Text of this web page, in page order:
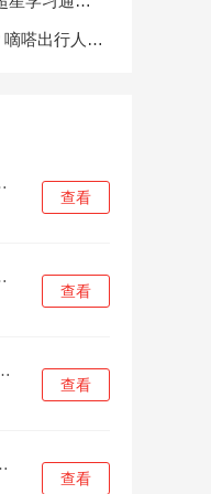
嘀嗒出行人工客服电话是多少？嘀嗒出行人工客服电话号码查询
方版
查看
方版
查看
安卓最新版
查看
草无限制版
查看